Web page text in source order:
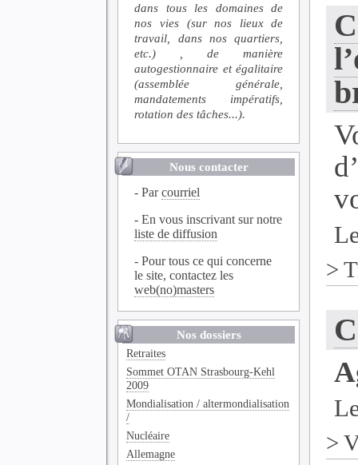
dans tous les domaines de
nos vies (sur nos lieux de
travail, dans nos quartiers,
etc.) , de manière
autogestionnaire et égalitaire
(assemblée générale,
mandatements impératifs,
rotation des tâches...).
Nous contacter
- Parcourriel
- En vous inscrivant sur notre
liste de diffusion
- Pour tous ce qui concerne
le site, contactez les
web(no)masters
Nos dossiers
Retraites
Sommet OTAN Strasbourg-Kehl
2009
Mondialisation / altermondialisation
/
Nucléaire
Allemagne
>
>